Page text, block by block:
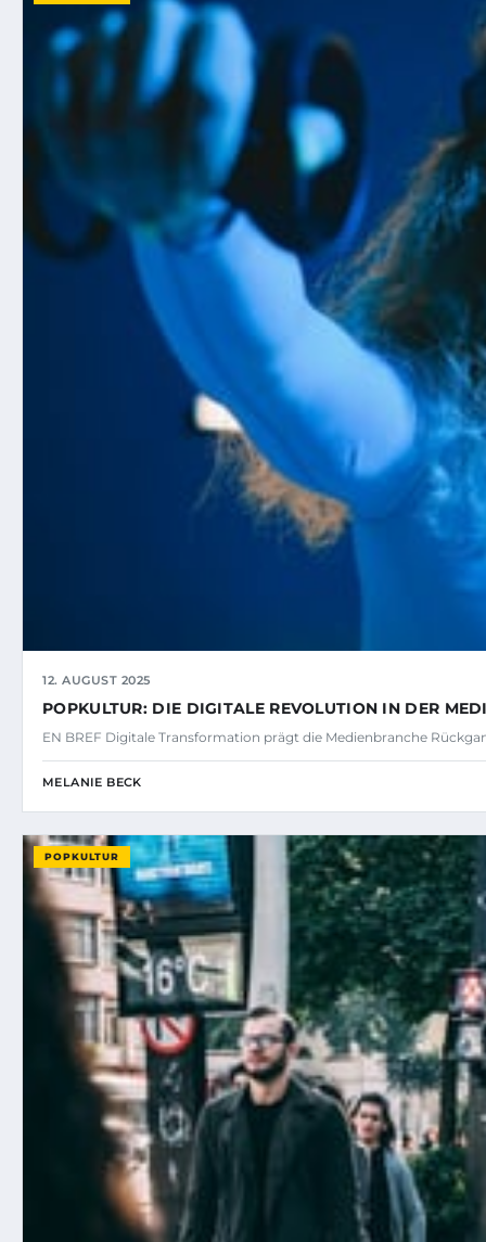
12. AUGUST 2025
POPKULTUR: DIE DIGITALE REVOLUTION IN DER
EN BREF Digitale Transformation prägt die Medienbranche
MELANIE BECK
POPKULTUR